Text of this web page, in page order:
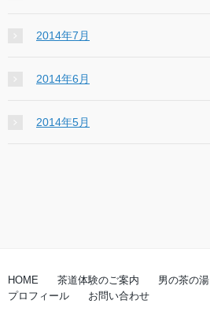
2014年7月
2014年6月
2014年5月
HOME 茶道体験のご案内 男の茶の湯
プロフィール
お問い合わせ